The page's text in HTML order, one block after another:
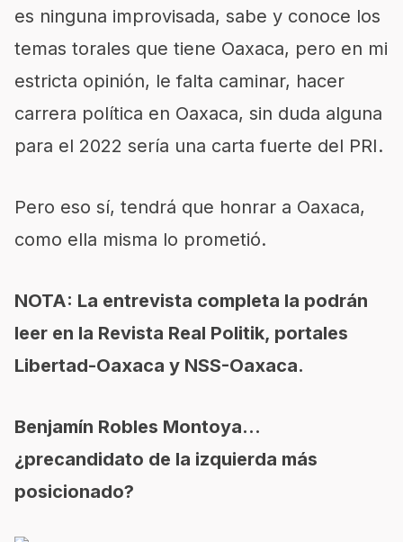
es ninguna improvisada, sabe y conoce los
temas torales que tiene Oaxaca, pero en mi
estricta opinión, le falta caminar, hacer
carrera política en Oaxaca, sin duda alguna
para el 2022 sería una carta fuerte del PRI.
Pero eso sí, tendrá que honrar a Oaxaca,
como ella misma lo prometió.
NOTA: La entrevista completa la podrán
leer en la Revista Real Politik, portales
Libertad-Oaxaca y NSS-Oaxaca.
Benjamín Robles Montoya…
¿precandidato de la izquierda más
posicionado?